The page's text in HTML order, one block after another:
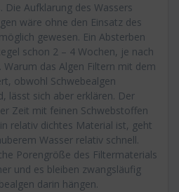
Die Aufklarung des Wassers
wäre ohne den Einsatz des
gewesen. Ein Absterben
schon 2 – 4 Wochen, je nach
Warum das Algen Filtern mit dem
obwohl Schwebealgen
lässt sich aber erklären. Der
Zeit mit feinen Schwebstoffen
relativ dichtes Material ist, geht
Wasser relativ schnell.
Porengröße des Filtermaterials
und es bleiben zwangsläufig
darin hängen.